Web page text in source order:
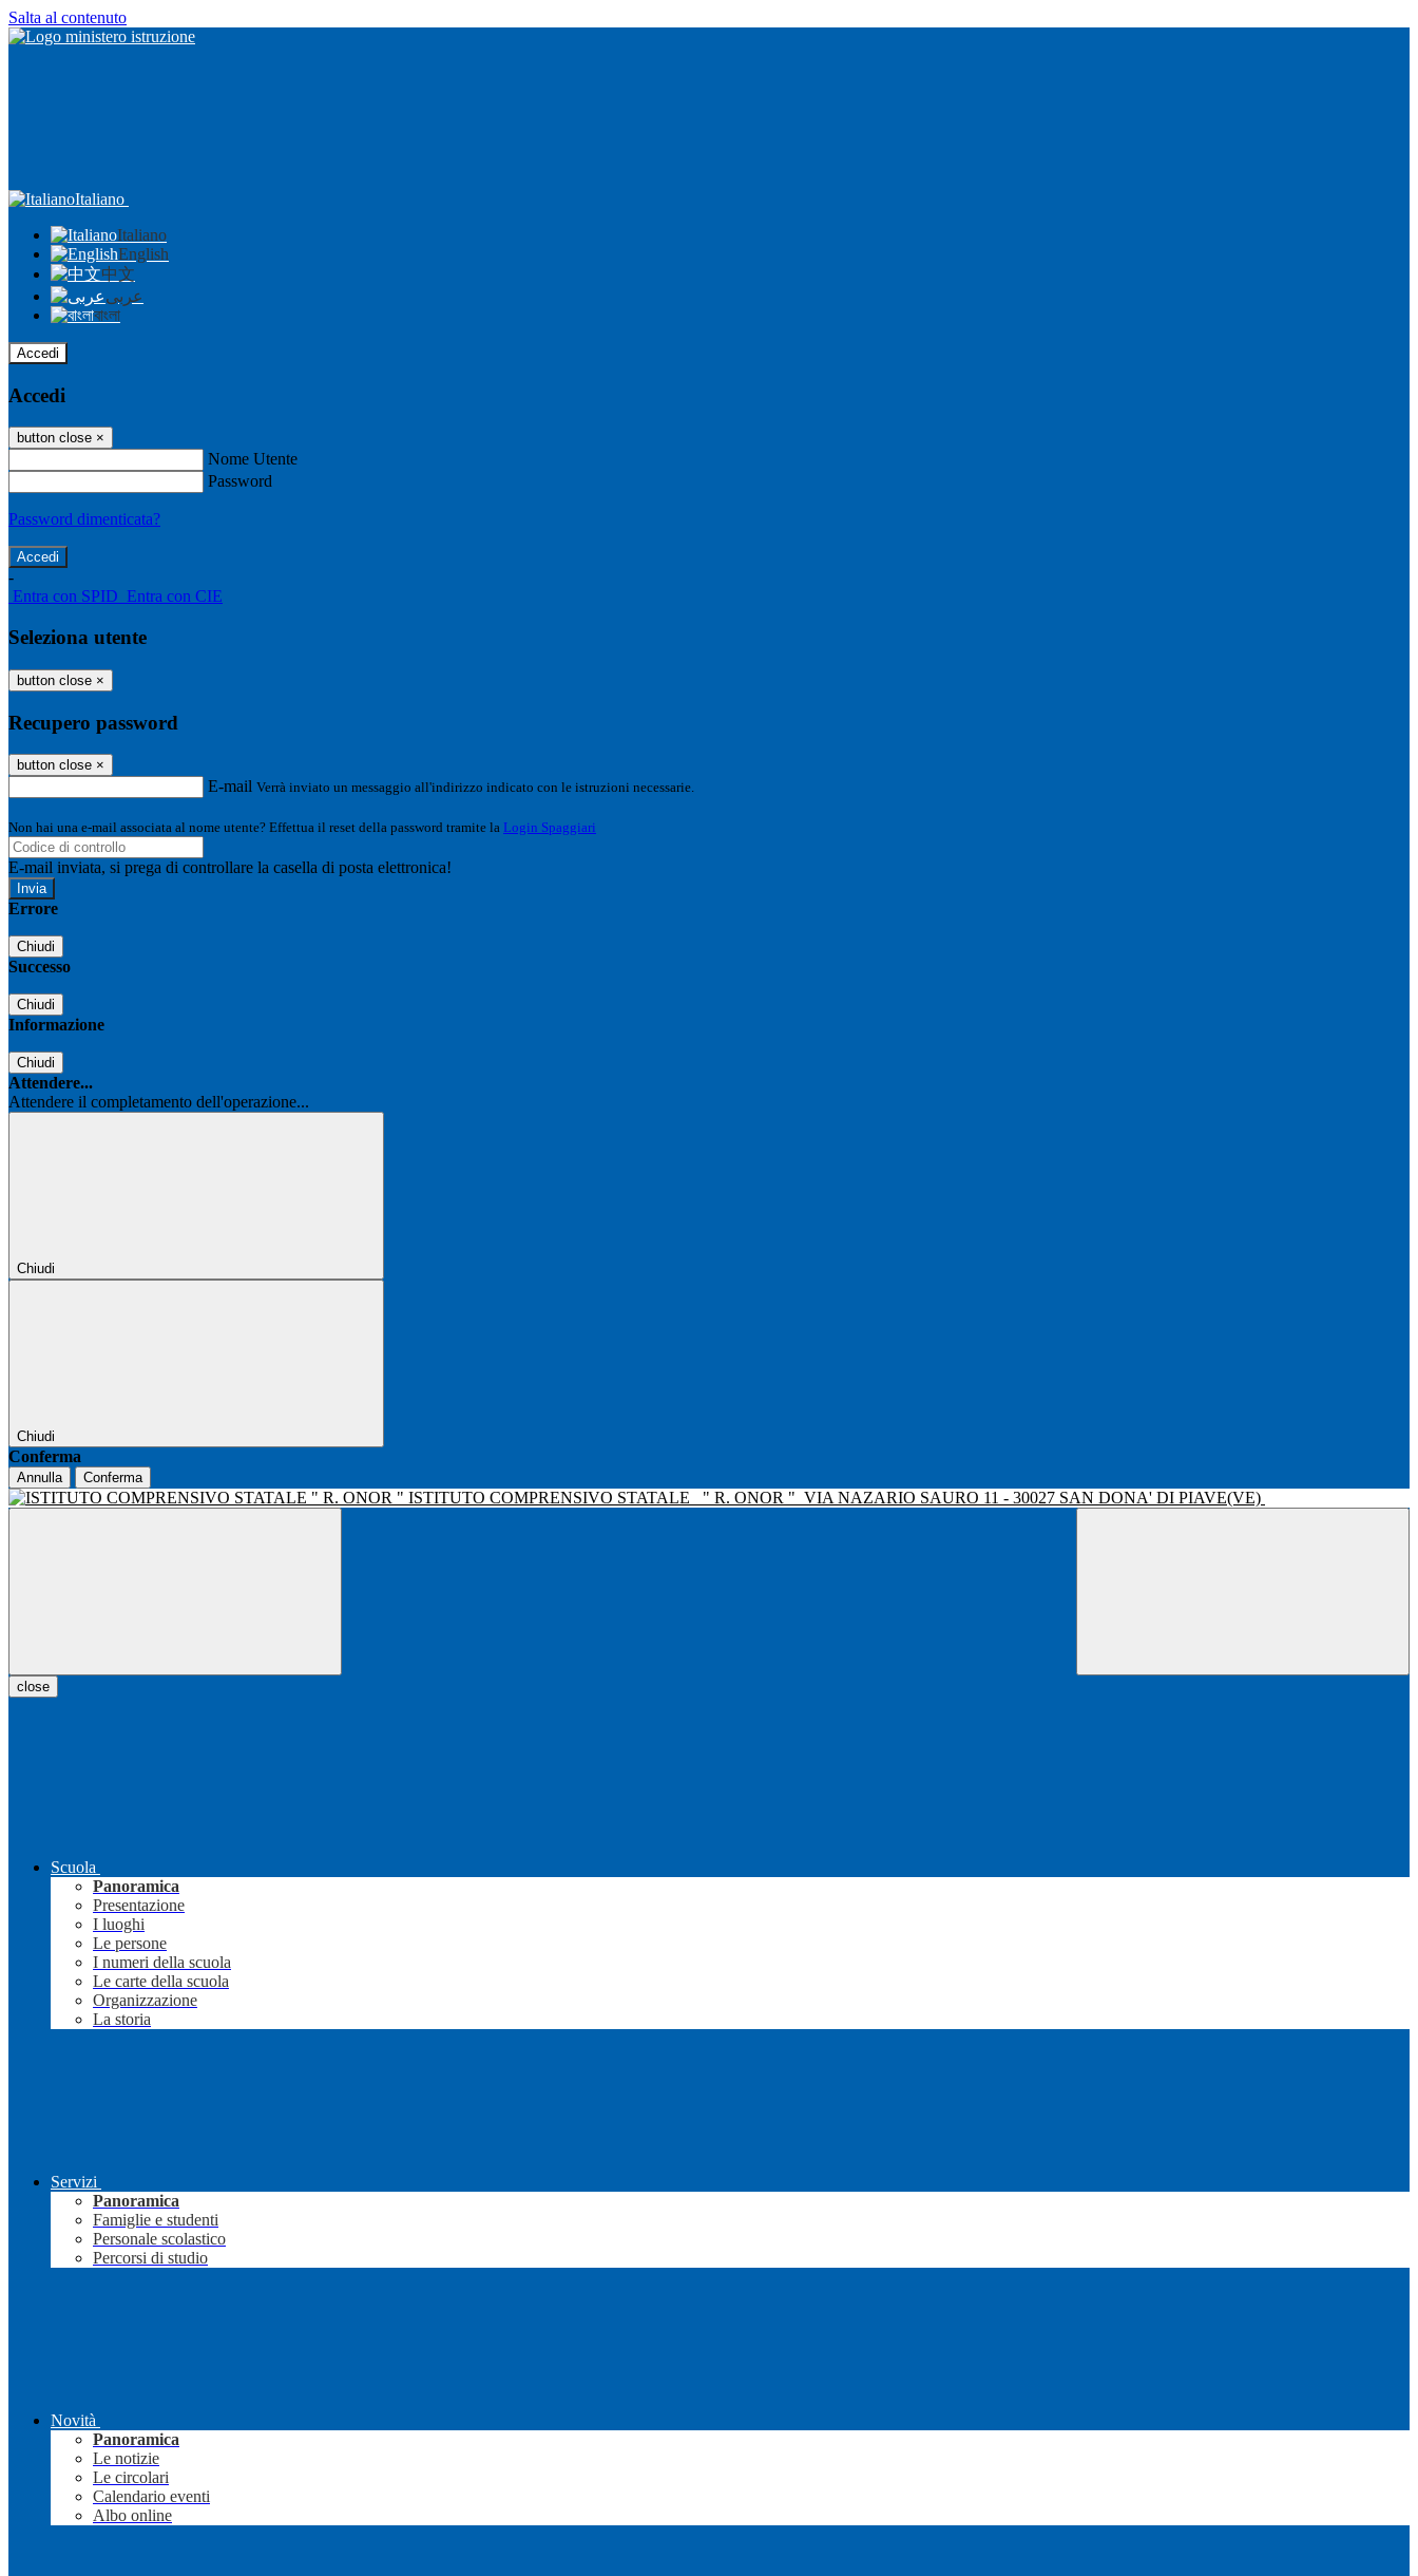
Salta al contenuto
Italiano
Italiano
English
中文
عربى
বাংলা
Accedi
Accedi
button close ×
Nome Utente
Password
Password dimenticata?
-
Entra con SPID Entra con CIE
Seleziona utente
button close ×
Recupero password
button close ×
E-mail Verrà inviato un messaggio all'indirizzo indicato con le istruzioni necessarie.
Non hai una e-mail associata al nome utente? Effettua il reset della password tramite la Login Spaggiari
E-mail inviata, si prega di controllare la casella di posta elettronica!
Errore
Chiudi
Successo
Chiudi
Informazione
Chiudi
Attendere...
Attendere il completamento dell'operazione...
Chiudi
Chiudi
Conferma
Annulla Conferma
ISTITUTO COMPRENSIVO STATALE " R. ONOR " VIA NAZARIO SAURO 11 - 30027 SAN DONA' DI PIAVE(VE)
close
Scuola
Panoramica
Presentazione
I luoghi
Le persone
I numeri della scuola
Le carte della scuola
Organizzazione
La storia
Servizi
Panoramica
Famiglie e studenti
Personale scolastico
Percorsi di studio
Novità
Panoramica
Le notizie
Le circolari
Calendario eventi
Albo online